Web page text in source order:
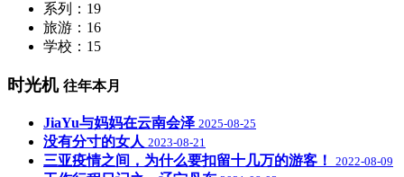
系列：19
旅游：16
学校：15
时光机 往年本月
JiaYu与妈妈在云南会泽 2025-08-25
没有分寸的女人 2023-08-21
三亚疫情之间，为什么要扣留十几万的游客！ 2022-08-09